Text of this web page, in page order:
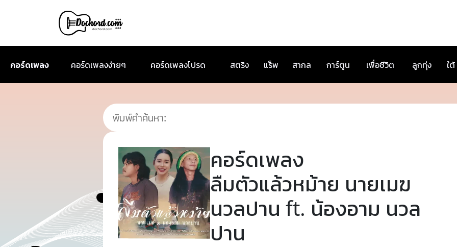
คอร์ดเพลง คอร์ดเพลงง่ายๆ คอร์ดเพลงโปรด สตริง แร็พ สากล การ์ตูน เพื่อชีวิต ลูกทุ่ง ใต้
คอร์ดเพลง
ลืมตัวแล้วหม้าย นายเมฆ
นวลปาน ft. น้องอาม นวล
ปาน